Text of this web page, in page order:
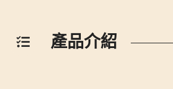
產品介紹